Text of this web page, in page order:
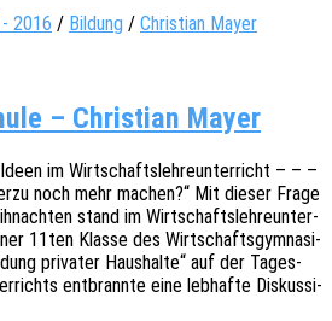
2016 / Bildung / Christian Mayer
– Christian Mayer
im Wirt­schafts­leh­re­un­ter­richt – – –
noch mehr machen?“ Mit dieser Frage
stand im Wirt­schafts­leh­re­un­ter­
11ten Klasse des Wirt­schafts­gym­na­si­
priva­ter Haus­hal­te“ auf der Tages­
entbrann­te eine lebhaf­te Diskus­si­